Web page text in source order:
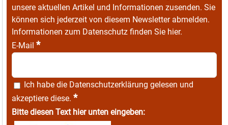
unsere aktuellen Artikel und Informationen zusenden. Sie
können sich jederzeit von diesem Newsletter abmelden.
Informationen zum Datenschutz finden Sie hier.
E-Mail *
Ich habe die Datenschutzerklärung gelesen und
akzeptiere diese. *
Bitte diesen Text hier unten eingeben: